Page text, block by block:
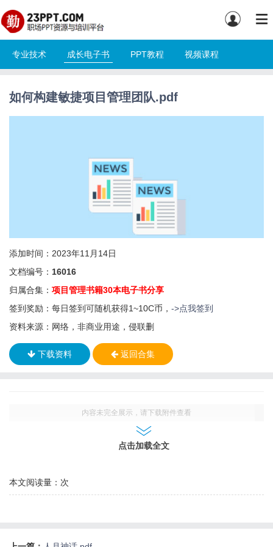
专业技术 成长电子书 PPT教程 视频课程
如何构建敏捷项目管理团队.pdf
添加时间：2023年11月14日
文档编号： 16016
归属合集： 项目管理书籍30本电子书分享
签到奖励：每日签到可随机获得1~10C币， ->点我签到
资料来源：网络，非商业用途，侵联删
下载资料 返回合集
内容未完全展示，请下载附件查看
点击加载全文
本文阅读量： 次